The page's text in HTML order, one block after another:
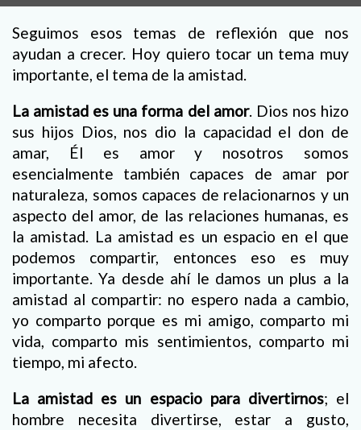
Seguimos esos temas de reflexión que nos
ayudan a crecer. Hoy quiero tocar un tema muy
importante, el tema de la amistad.
La amistad es una forma del amor. Dios nos hizo
sus hijos Dios, nos dio la capacidad el don de
amar, Él es amor y nosotros somos
esencialmente también capaces de amar por
naturaleza, somos capaces de relacionarnos y un
aspecto del amor, de las relaciones humanas, es
la amistad. La amistad es un espacio en el que
podemos compartir, entonces eso es muy
importante. Ya desde ahí le damos un plus a la
amistad al compartir: no espero nada a cambio,
yo comparto porque es mi amigo, comparto mi
vida, comparto mis sentimientos, comparto mi
tiempo, mi afecto.
La amistad es un espacio para divertirnos; el
hombre necesita divertirse, estar a gusto,